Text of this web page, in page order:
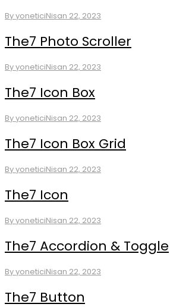
ByyoneticiNisan 22, 2023
The7 Photo Scroller
ByyoneticiNisan 22, 2023
The7 Icon Box
ByyoneticiNisan 22, 2023
The7 Icon Box Grid
ByyoneticiNisan 22, 2023
The7 Icon
ByyoneticiNisan 22, 2023
The7 Accordion & Toggle
ByyoneticiNisan 22, 2023
The7 Button